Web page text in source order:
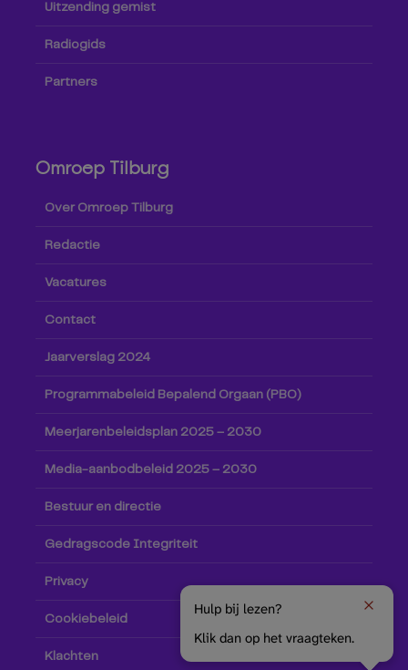
Uitzending gemist
Radiogids
Partners
Omroep Tilburg
Over Omroep Tilburg
Redactie
Vacatures
Contact
Jaarverslag 2024
Programmabeleid Bepalend Orgaan (PBO)
Meerjarenbeleidsplan 2025 – 2030
Media-aanbodbeleid 2025 – 2030
Bestuur en directie
Gedragscode Integriteit
Privacy
Cookiebeleid
Klachten
Hulp bij lezen?
Klik dan op het vraagteken.